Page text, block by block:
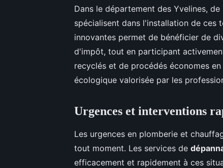
Dans le département des Yvelines,
spécialisent dans l'installation de ces
innovantes permet de bénéficier de
d'impôt, tout en participant
recyclés et de procédés économes
écologique valorisée par les
Urgences et interventions
Les urgences en plomberie et
tout moment. Les services de
efficacement et rapidement à ces